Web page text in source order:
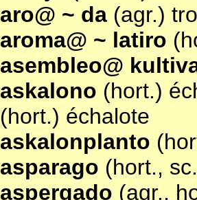
aro@ ~ da (agr.)
aroma@ ~ latiro
asembleo@
askalono (hort.)
(hort.) échalote
askalonplanto
asparago (hort.,
aspergado (agr.,